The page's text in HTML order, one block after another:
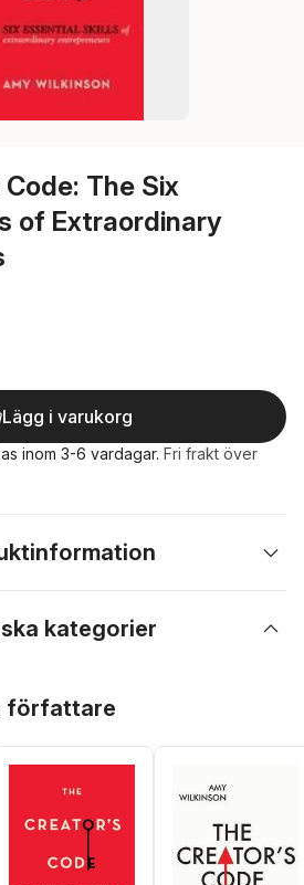
The Six
of Extraordinary
Lägg i varukorg
inom 3-6 vardagar. Fri frakt över
kategorier
författare